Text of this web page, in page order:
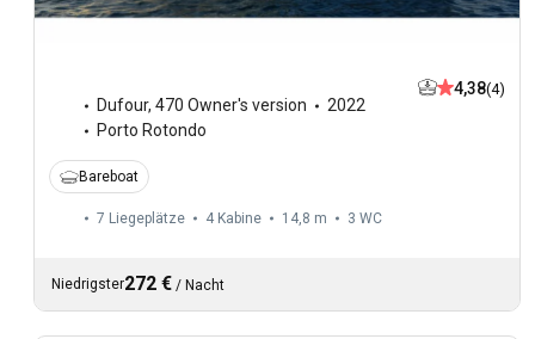
Dufour, 470 Owner's version
2022
Porto Rotondo
4,38(4)
Bareboat
7 Liegeplätze 4 Kabine 14,8 m 3 WC
Niedrigster272 € / Nacht